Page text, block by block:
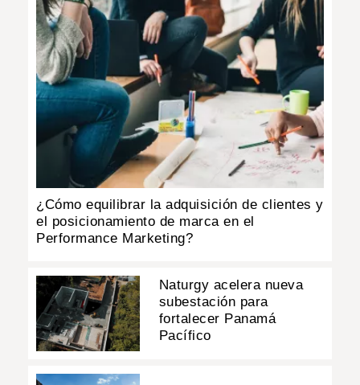
IMPRESO
¿Cómo equilibrar la adquisición de clientes y
el posicionamiento de marca en el
Performance Marketing?
Naturgy acelera nueva
subestación para
fortalecer Panamá
Pacífico